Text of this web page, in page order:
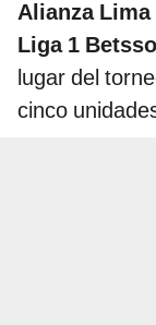
Alianza Lima
Liga 1
lugar del
cinco